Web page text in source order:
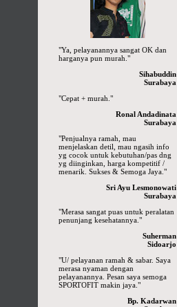
"Ya, pelayanannya sangat OK dan
harganya pun murah."
Sihabuddin
Surabaya
"Cepat + murah."
Ronal Andadinata
Surabaya
"Penjualnya ramah, mau
menjelaskan detil, mau ngasih info
yg cocok untuk kebutuhan/pas dng
yg diinginkan, harga kompetitif /
menarik. Sukses & Semoga Jaya."
Sri Ayu Lesmonowati
Surabaya
"Merasa sangat puas untuk peralatan
penunjang kesehatannya."
Suherman
Sidoarjo
"U/ pelayanan ramah & sabar. Saya
merasa nyaman dengan
pelayanannya. Pesan saya semoga
SPORTOFIT makin jaya."
Bp. Kadarwan